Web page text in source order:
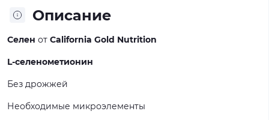
Описание
Селен от California Gold Nutrition
L-селенометионин
Без дрожжей
Необходимые микроэлементы